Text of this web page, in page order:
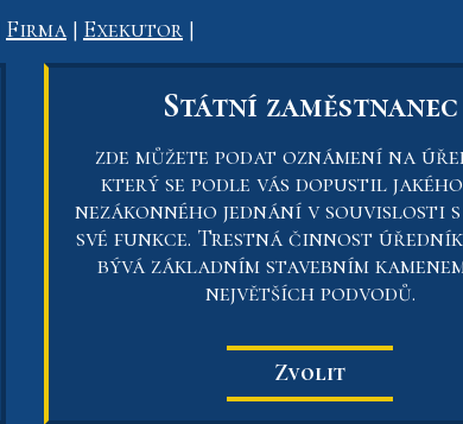
Firma| Exekutor |
Státní zaměstnanec
zde můžete podat oznámení na
který se podle vás dopustil
nezákonného jednání v souvislosti
své funkce. Trestná činnost
bývá základním stavebním
největších podvodů.
Zvolit